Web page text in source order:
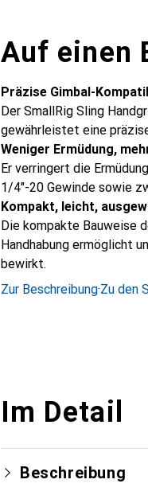
Auf einen
Präzise Gimbal-
Der SmallRig Sling
gewährleistet eine
Weniger Ermüdung,
Er verringert die
1/4"-20 Gewinde sowie
Kompakt, leicht,
Die kompakte Bauweise
Handhabung ermöglicht
bewirkt.
Zur Beschreibung·Zu den
Im Detail
Beschreibung